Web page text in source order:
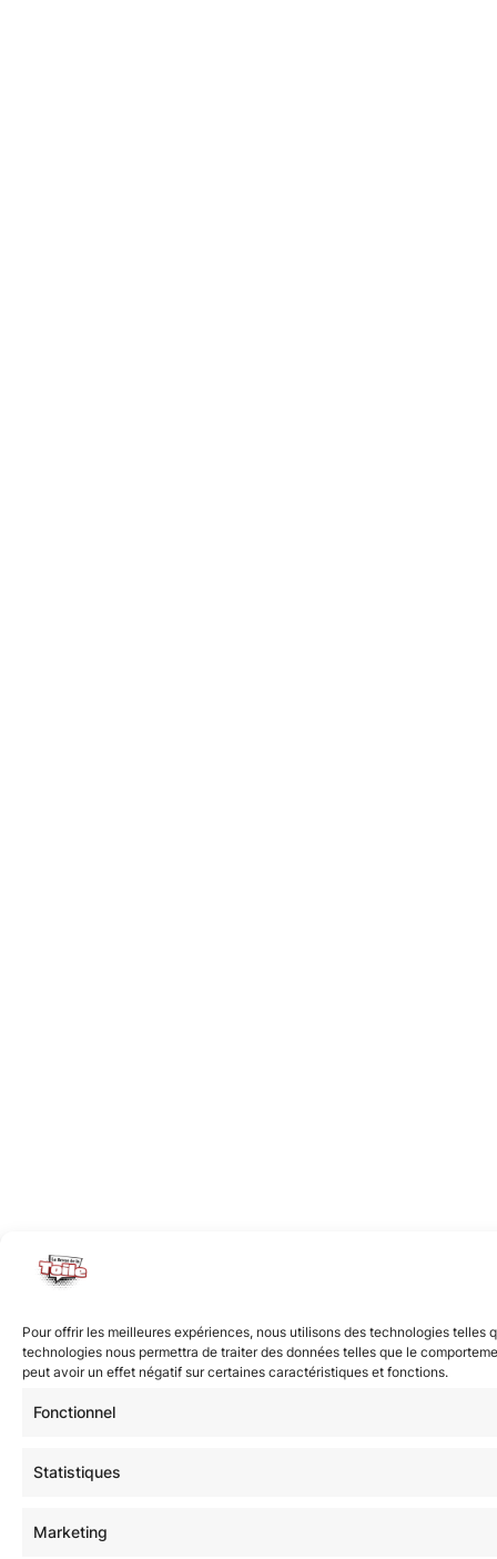
Pour offrir les meilleures expériences, nous utilisons des technologies
technologies nous permettra de traiter des données telles que le
peut avoir un effet négatif sur certaines caractéristiques et fonctions.
Fonctionnel
Statistiques
Marketing